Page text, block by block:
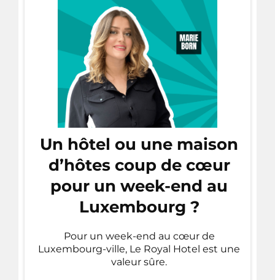
Un hôtel ou une maison
d’hôtes coup de cœur
pour un week-end au
Luxembourg ?
Pour un week-end au cœur de
Luxembourg-ville, Le Royal Hotel est une
valeur sûre.